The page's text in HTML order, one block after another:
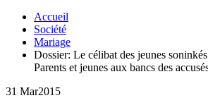
Accueil
Société
Mariage
Dossier: Le célibat des jeunes
Parents et jeunes aux bancs des
31 Mar2015